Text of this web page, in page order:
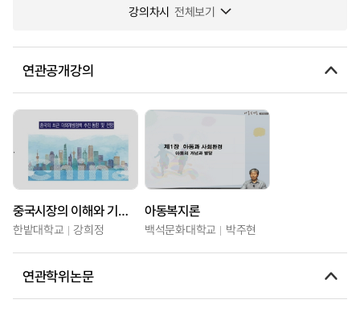
강의차시 전체보기
연관공개강의
중국시장의 이해와 기업전략
한밭대학교 강희정
아동복지론
백석문화대학교 박주현
연관학위논문